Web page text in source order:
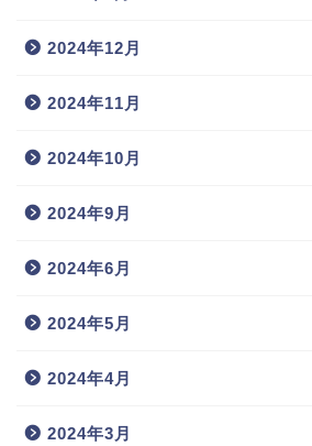
2024年12月
2024年11月
2024年10月
2024年9月
2024年6月
2024年5月
2024年4月
2024年3月